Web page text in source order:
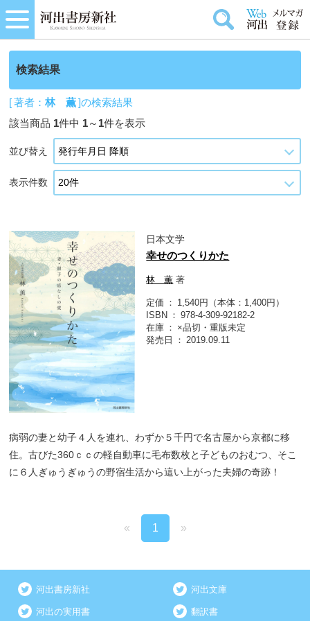
検索結果
[ 著者：林 薫]の検索結果
該当商品 1件中 1～ 1件を表示
並び替え
表示件数
日本文学
幸せのつくりかた
林 薫 著
定価
1,540円（本体：1,400円）
ISBN
978-4-309-92182-2
在庫
×品切・重版未定
発売日
2019.09.11
病弱の妻と幼子４人を連れ、わずか５千円で名古屋から京都に移
住。古びた360ｃｃの軽自動車に毛布数枚と子どものおむつ、そこ
に６人ぎゅうぎゅうの野宿生活から這い上がった夫婦の奇跡！
« 1 »
河出書房新社 河出文庫
河出の実用書 翻訳書